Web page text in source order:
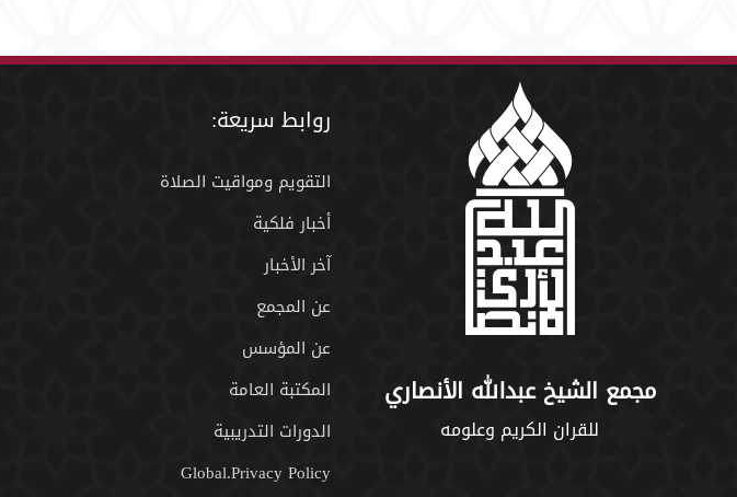
مجمع الشيخ عبدالله الأنصاري
للقران الكريم وعلومه
روابط سريعة:
التقويم ومواقيت الصلاة
أخبار فلكية
آخر الأخبار
عن المجمع
عن المؤسس
المكتبة العامة
الدورات التدريبية
Global.Privacy Policy